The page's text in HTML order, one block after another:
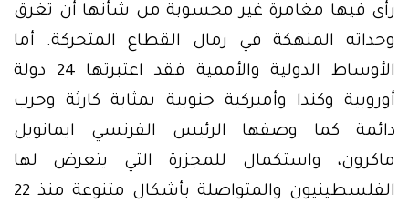
رأى فيها مغامرة غير محسوبة من شأنها أن تغرق
وحداته المنهكة في رمال القطاع المتحركة. أما
الأوساط الدولية والأممية فقد اعتبرتها 24 دولة
أوروبية وكندا وأميركية جنوبية بمثابة كارثة وحرب
دائمة كما وصفها الرئيس الفرنسي ايمانويل
ماكرون، واستكمال للمجزرة التي يتعرض لها
الفلسطينيون والمتواصلة بأشكال متنوعة منذ 22